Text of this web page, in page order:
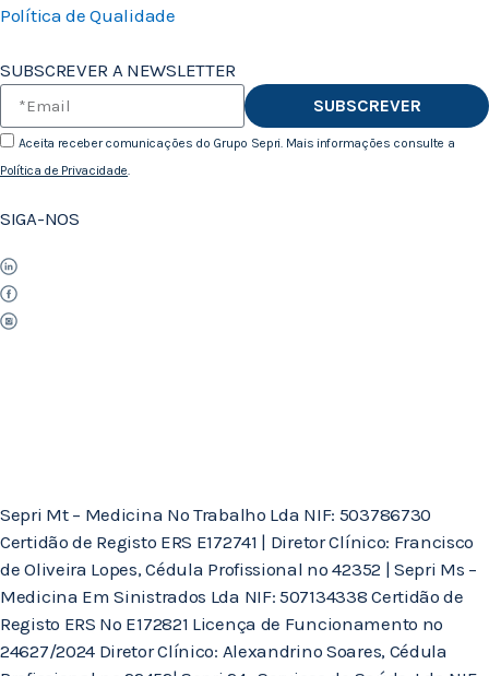
Política de Qualidade
SUBSCREVER A NEWSLETTER
Aceita receber comunicações do Grupo Sepri. Mais informações consulte a
Política de Privacidade
SUBSCREVER
SIGA-NOS
Sepri Mt – Medicina No Trabalho Lda NIF: 503786730
Certidão de Registo ERS E172741 | Diretor Clínico: Francisco
de Oliveira Lopes, Cédula Profissional nº 42352 | Sepri Ms –
Medicina Em Sinistrados Lda NIF: 507134338 Certidão de
Registo ERS Nº E172821 Licença de Funcionamento nº
24627/2024 Diretor Clínico: Alexandrino Soares, Cédula